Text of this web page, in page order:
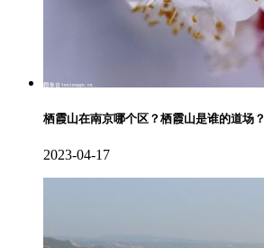
栖霞山在南京哪个区？栖霞山是谁的道场？
2023-04-17